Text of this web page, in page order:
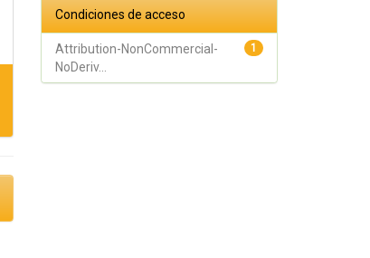
Condiciones de acceso
1
Attribution-NonCommercial-
NoDeriv...